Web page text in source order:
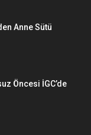
Anne Sütü
Öncesi İGC’de